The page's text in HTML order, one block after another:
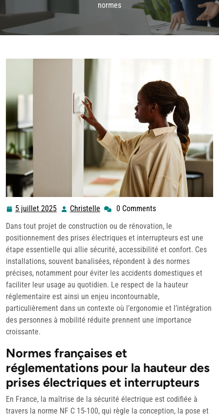
normes
5 juillet 2025 Christelle Christelle0 Comments
Dans tout projet de construction ou de rénovation, le
positionnement des prises électriques et interrupteurs est une
étape essentielle qui allie sécurité, accessibilité et confort. Ces
installations, souvent banalisées, répondent à des normes
précises, notamment pour éviter les accidents domestiques et
faciliter leur usage au quotidien. Le respect de la hauteur
réglementaire est ainsi un enjeu incontournable,
particulièrement dans un contexte où l’ergonomie et l’intégration
des personnes à mobilité réduite prennent une importance
croissante.
Normes françaises et
réglementations pour la hauteur des
prises électriques et interrupteurs
En France, la maîtrise de la sécurité électrique est codifiée à
travers la norme NF C 15-100, qui règle la conception, la pose et